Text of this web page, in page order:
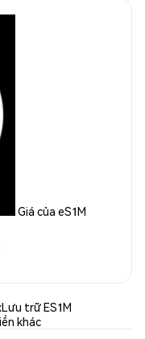
Giá của eS1M
Lưu trữ ES1M
khác